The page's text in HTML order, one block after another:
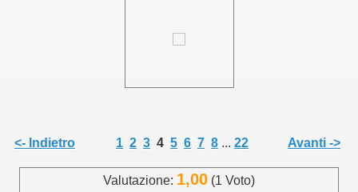
<- Indietro 1 2 3 4 5 6 7 8 ... 22 Avanti ->
Valutazione: 1,00 (1 Voto)